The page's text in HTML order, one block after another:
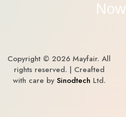
Now
Copyright © 2026 Mayfair. All
rights reserved. | Creafted
with care by Sinodtech Ltd.